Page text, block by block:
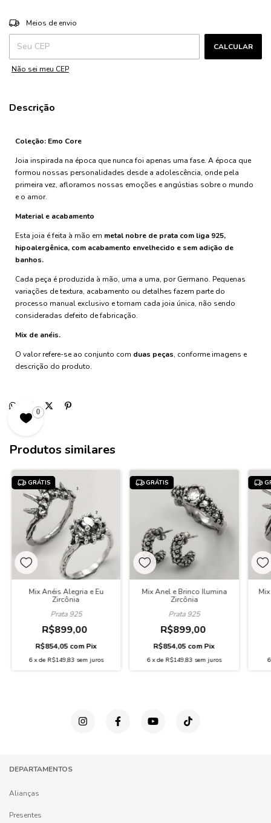
Entregas para o CEP:
Meios de envio
CALCULAR
Não sei meu CEP
Descrição
Coleção: Emo Core
Joia inspirada na época que nunca foi apenas uma fase. A época que
formou nossas personalidades desde a adolescência, onde pela
primeira vez, afloramos nossas emoções e angústias sobre o mundo
e o amor.
Material e acabamento
Esta joia é feita à mão em metal nobre de prata com liga 925,
hipoalergênica, com acabamento envelhecido e sem adição de
banhos.
Cada peça é produzida à mão, uma a uma, por Germano. Pequenas
variações de textura, acabamento ou detalhes fazem parte do
processo manual exclusivo e tornam cada joia única, não sendo
consideradas defeito de fabricação.
Mix de anéis.
O valor refere-se ao conjunto com duas peças, conforme imagens e
descrição do produto.
Produtos similares
GRÁTIS
Mix Anéis Alegria e Eu
Zircônia
Prata 925
R$899,00
R$854,05com Pix
6 xde R$149,83 sem juros
GRÁTIS
Mix Anel e Brinco Ilumina
Zircônia
Prata 925
R$899,00
R$854,05com Pix
6 xde R$149,83 sem juros 6
DEPARTAMENTOS
Alianças
Presentes
0